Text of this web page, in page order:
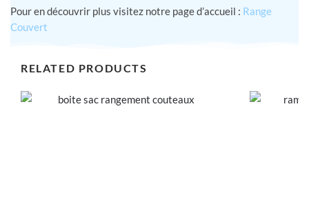
Pour en découvrir plus visitez notre page d’accueil : Range
Couvert
RELATED PRODUCTS